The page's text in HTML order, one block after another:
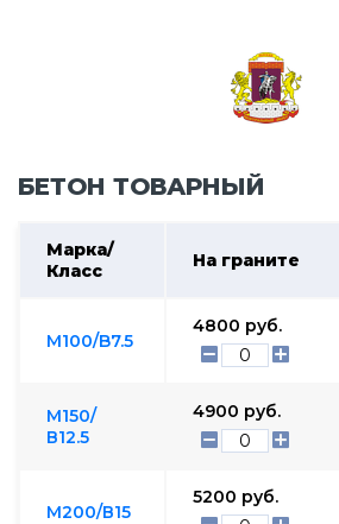
БЕТОН ТОВАРНЫЙ
Марка/
Класс
На граните
М100/B7.5
4800 руб.
М150/
В12.5
4900 руб.
М200/В15
5200 руб.